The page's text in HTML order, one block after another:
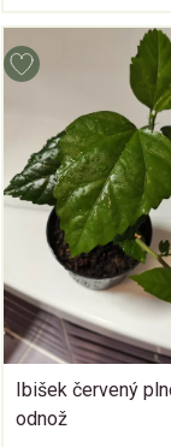
Ibišek červený
odnož